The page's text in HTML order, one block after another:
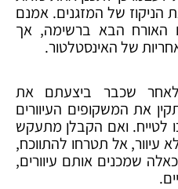
הניקוז של המזגנים. אמנם
האורח הבא ברשימה, אך
של האינסטלטור.
שכבר ביצעתם את
את המשקופים העיוורים
לטייח. ואם הקבלן מתעקש
עיוור, אל תטרחו להתווכח,
שמכנים אותם עיוורים,